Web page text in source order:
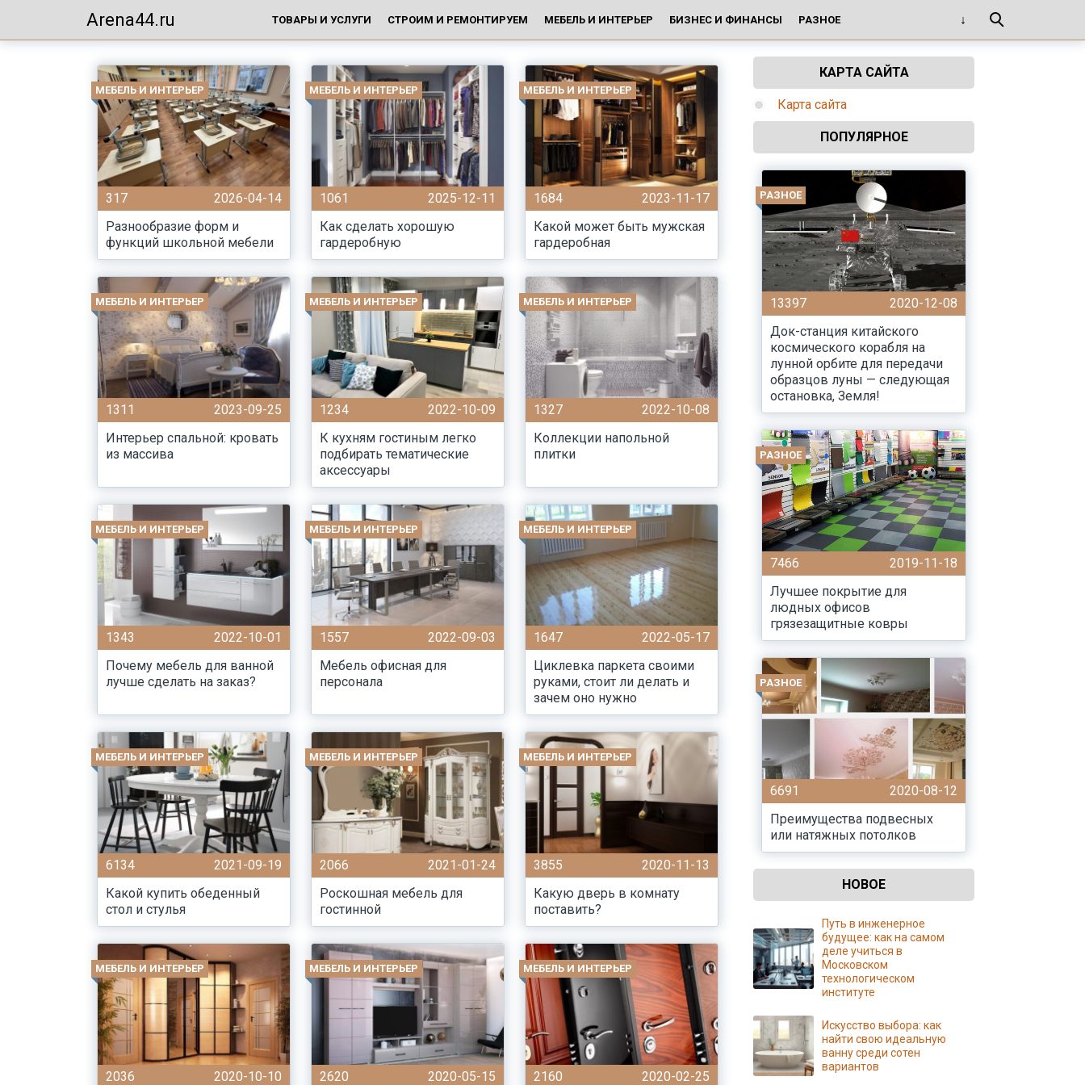
Arena44.ru ТОВАРЫ И УСЛУГИ СТРОИМ И РЕМОНТИРУЕМ МЕБЕЛЬ И ИНТЕРЬЕР БИЗНЕС И ФИНАНСЫ РАЗНОЕ
МЕБЕЛЬ И ИНТЕРЬЕР
317
2026-04-14
Разнообразие форм и
функций школьной мебели
МЕБЕЛЬ И ИНТЕРЬЕР
1061
2025-12-11
Как сделать хорошую
гардеробную
МЕБЕЛЬ И ИНТЕРЬЕР
1684
2023-11-17
Какой может быть мужская
гардеробная
МЕБЕЛЬ И ИНТЕРЬЕР
1311
2023-09-25
Интерьер спальной: кровать
из массива
МЕБЕЛЬ И ИНТЕРЬЕР
1234
2022-10-09
К кухням гостиным легко
подбирать тематические
аксессуары
МЕБЕЛЬ И ИНТЕРЬЕР
1327
2022-10-08
Коллекции напольной
плитки
МЕБЕЛЬ И ИНТЕРЬЕР
1343
2022-10-01
Почему мебель для ванной
лучше сделать на заказ?
МЕБЕЛЬ И ИНТЕРЬЕР
1557
2022-09-03
Мебель офисная для
персонала
МЕБЕЛЬ И ИНТЕРЬЕР
1647
2022-05-17
Циклевка паркета своими
руками, стоит ли делать и
зачем оно нужно
МЕБЕЛЬ И ИНТЕРЬЕР
6134
2021-09-19
Какой купить обеденный
стол и стулья
МЕБЕЛЬ И ИНТЕРЬЕР
2066
2021-01-24
Роскошная мебель для
гостинной
МЕБЕЛЬ И ИНТЕРЬЕР
3855
2020-11-13
Какую дверь в комнату
поставить?
МЕБЕЛЬ И ИНТЕРЬЕР
2036 2020-10-10
МЕБЕЛЬ И ИНТЕРЬЕР
2620 2020-05-15
МЕБЕЛЬ И ИНТЕРЬЕР
2160 2020-02-25
КАРТА САЙТА
Карта сайта
ПОПУЛЯРНОЕ
РАЗНОЕ
13397
2020-12-08
Док-станция китайского
космического корабля на
лунной орбите для передачи
образцов луны — следующая
остановка, Земля!
РАЗНОЕ
7466
2019-11-18
Лучшее покрытие для
людных офисов
грязезащитные ковры
РАЗНОЕ
6691
2020-08-12
Преимущества подвесных
или натяжных потолков
НОВОЕ
Путь в инженерное
будущее: как на самом
деле учиться в
Московском
технологическом
институте
Искусство выбора: как
найти свою идеальную
ванну среди сотен
вариантов